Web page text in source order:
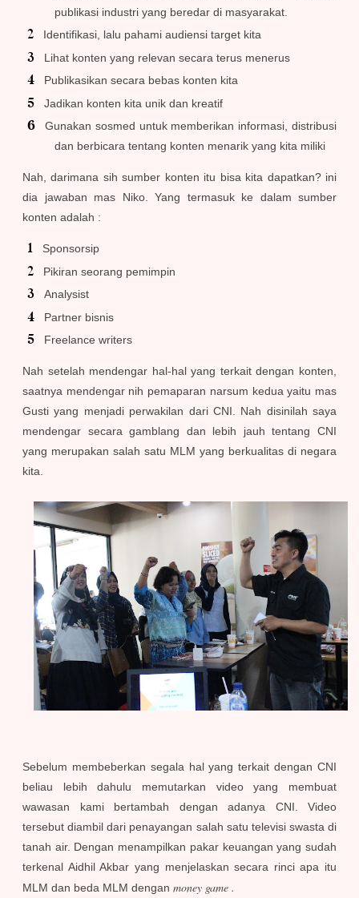
publikasi industri yang beredar di masyarakat.
Identifikasi, lalu pahami audiensi target kita
Lihat konten yang relevan secara terus menerus
Publikasikan secara bebas konten kita
Jadikan konten kita unik dan kreatif
Gunakan sosmed untuk memberikan informasi, distribusi
dan berbicara tentang konten menarik yang kita miliki
Nah, darimana sih sumber konten itu bisa kita dapatkan? ini
dia jawaban mas Niko. Yang termasuk ke dalam sumber
konten adalah :
Sponsorsip
Pikiran seorang pemimpin
Analysist
Partner bisnis
Freelance writers
Nah setelah mendengar hal-hal yang terkait dengan konten,
saatnya mendengar nih pemaparan narsum kedua yaitu mas
Gusti yang menjadi perwakilan dari CNI. Nah disinilah saya
mendengar secara gamblang dan lebih jauh tentang CNI
yang merupakan salah satu MLM yang berkualitas di negara
kita.
Sebelum membeberkan segala hal yang terkait dengan CNI
beliau lebih dahulu memutarkan video yang membuat
wawasan kami bertambah dengan adanya CNI. Video
tersebut diambil dari penayangan salah satu televisi swasta di
tanah air. Dengan menampilkan pakar keuangan yang sudah
terkenal Aidhil Akbar yang menjelaskan secara rinci apa itu
MLM dan beda MLM dengan money game .